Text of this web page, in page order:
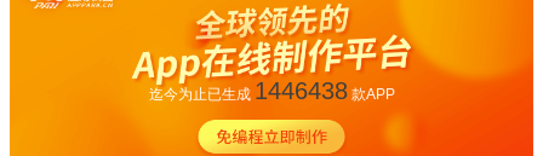
迄今为止已生成 1446438款APP